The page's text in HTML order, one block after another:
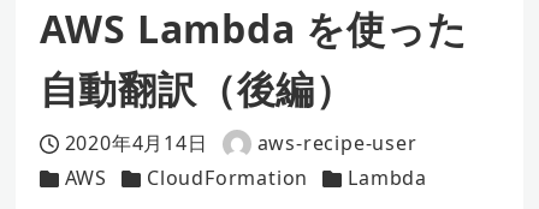
AWS Lambda を使った
自動翻訳（後編）
投稿日
2020年4月14日
著
者
aws-recipe-user
カテゴリー
AWS
カテゴリー
CloudFormation
カテゴリー
Lambda